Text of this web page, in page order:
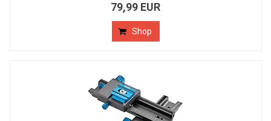
79,99 EUR
Shop